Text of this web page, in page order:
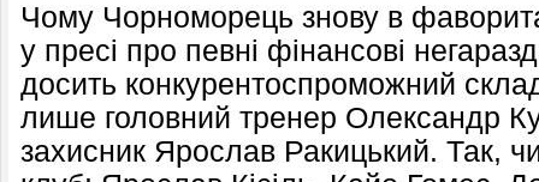
Чому Чорноморець знову в
у пресі про певні фінансові
досить конкурентоспроможний
лише головний тренер Олександр
захисник Ярослав Ракицький. Так,